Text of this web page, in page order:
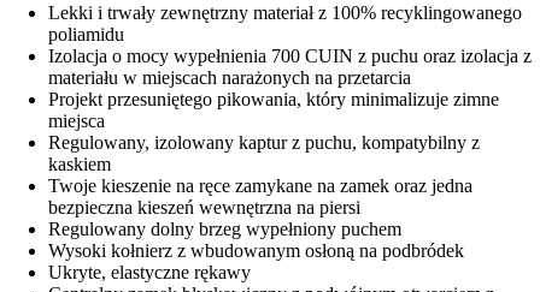
Lekki i trwały zewnętrzny materiał z 100% recyklingowanego
poliamidu
Izolacja o mocy wypełnienia 700 CUIN z puchu oraz izolacja z
materiału w miejscach narażonych na przetarcia
Projekt przesuniętego pikowania, który minimalizuje zimne
miejsca
Regulowany, izolowany kaptur z puchu, kompatybilny z
kaskiem
Twoje kieszenie na ręce zamykane na zamek oraz jedna
bezpieczna kieszeń wewnętrzna na piersi
Regulowany dolny brzeg wypełniony puchem
Wysoki kołnierz z wbudowanym osłoną na podbródek
Ukryte, elastyczne rękawy